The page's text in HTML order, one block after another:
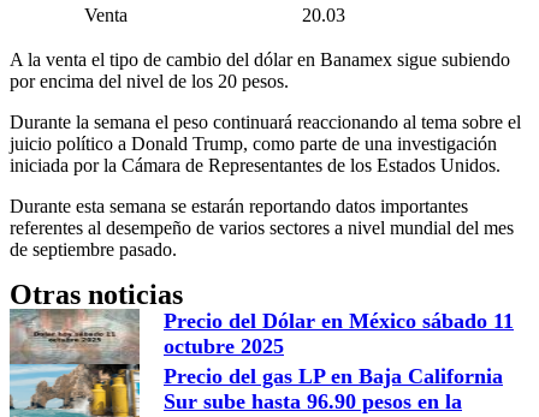
Venta
20.03
A la venta el tipo de cambio del dólar en Banamex sigue subiendo
por encima del nivel de los 20 pesos.
Durante la semana el peso continuará reaccionando al tema sobre el
juicio político a Donald Trump, como parte de una investigación
iniciada por la Cámara de Representantes de los Estados Unidos.
Durante esta semana se estarán reportando datos importantes
referentes al desempeño de varios sectores a nivel mundial del mes
de septiembre pasado.
Otras noticias
Precio del Dólar en México sábado 11
octubre 2025
Precio del gas LP en Baja California
Sur sube hasta 96.90 pesos en la